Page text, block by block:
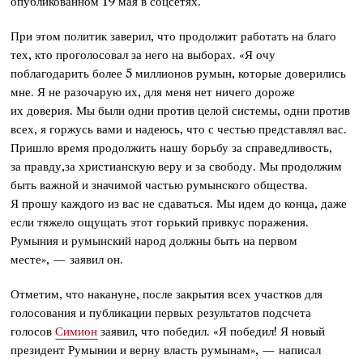
При этом политик заверил, что продолжит работать на благо
тех, кто проголосовал за него на выборах. «Я очу
поблагодарить более 5 миллионов румын, которые доверились
мне. Я не разочарую их, для меня нет ничего дороже
их доверия. Мы были одни против целой системы, одни против
всех, я горжусь вами и надеюсь, что с честью представлял вас.
Пришло время продолжить нашу борьбу за справедливость,
за правду,за христианскую веру и за свободу. Мы продолжим
быть важной и значимой частью румынского общества.
Я прошу каждого из вас не сдаваться. Мы идем до конца, даже
если тяжело ощущать этот горький привкус поражения.
Румыния и румынский народ должны быть на первом
месте», — заявил он.
Отметим, что накануне, после закрытия всех участков для
голосования и публикации первых результатов подсчета
голосовСимион заявил, что победил. «Я победил! Я новый
президент Румынии и верну власть румынам», — написал